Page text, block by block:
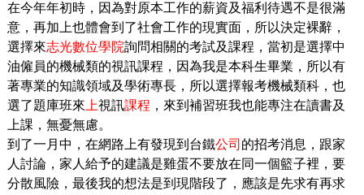
在今年年初時，因為對原本工作的薪資及福利待遇不是很滿
意，再加上也體會到了社會工作的現實面，所以決定裸辭，
選擇來志光數位學院詢問相關的考試及課程，當初是選擇中
油僱員的機械類的視訊課程，因為我是本科生畢業，所以有
著專業的知識領域及學術專長，所以選擇報考機械類科，也
選了題庫班來 上視訊課程 ，來到補習班我也能專注在讀書及
上課，無憂無慮。
到了一月中，在網路上有發現到台鐵公司 的招考消息，跟家
人討論，家人給予的建議是雞蛋不要放在同一個籃子裡，要
分散風險，最後我的想法是到現階段了，應該是先求有再求